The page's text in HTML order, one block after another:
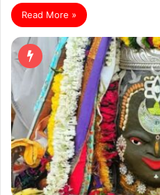
Read More »